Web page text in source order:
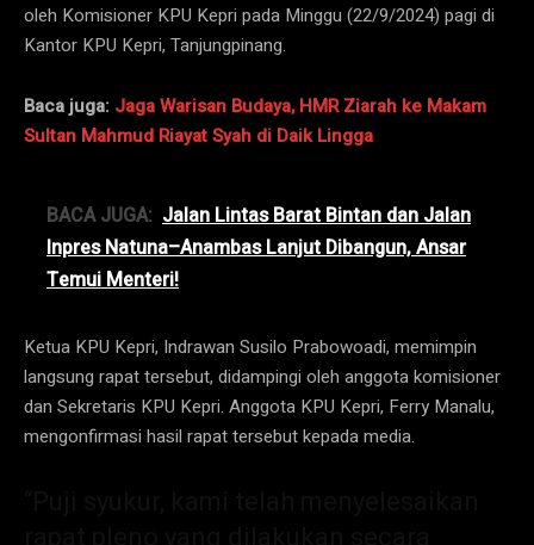
oleh Komisioner KPU Kepri pada Minggu (22/9/2024) pagi di
Kantor KPU Kepri, Tanjungpinang.
Baca juga: Jaga Warisan Budaya, HMR Ziarah ke Makam
Sultan Mahmud Riayat Syah di Daik Lingga
BACA JUGA: Jalan Lintas Barat Bintan dan Jalan
Inpres Natuna–Anambas Lanjut Dibangun, Ansar
Temui Menteri!
Ketua KPU Kepri, Indrawan Susilo Prabowoadi, memimpin
langsung rapat tersebut, didampingi oleh anggota komisioner
dan Sekretaris KPU Kepri. Anggota KPU Kepri, Ferry Manalu,
mengonfirmasi hasil rapat tersebut kepada media.